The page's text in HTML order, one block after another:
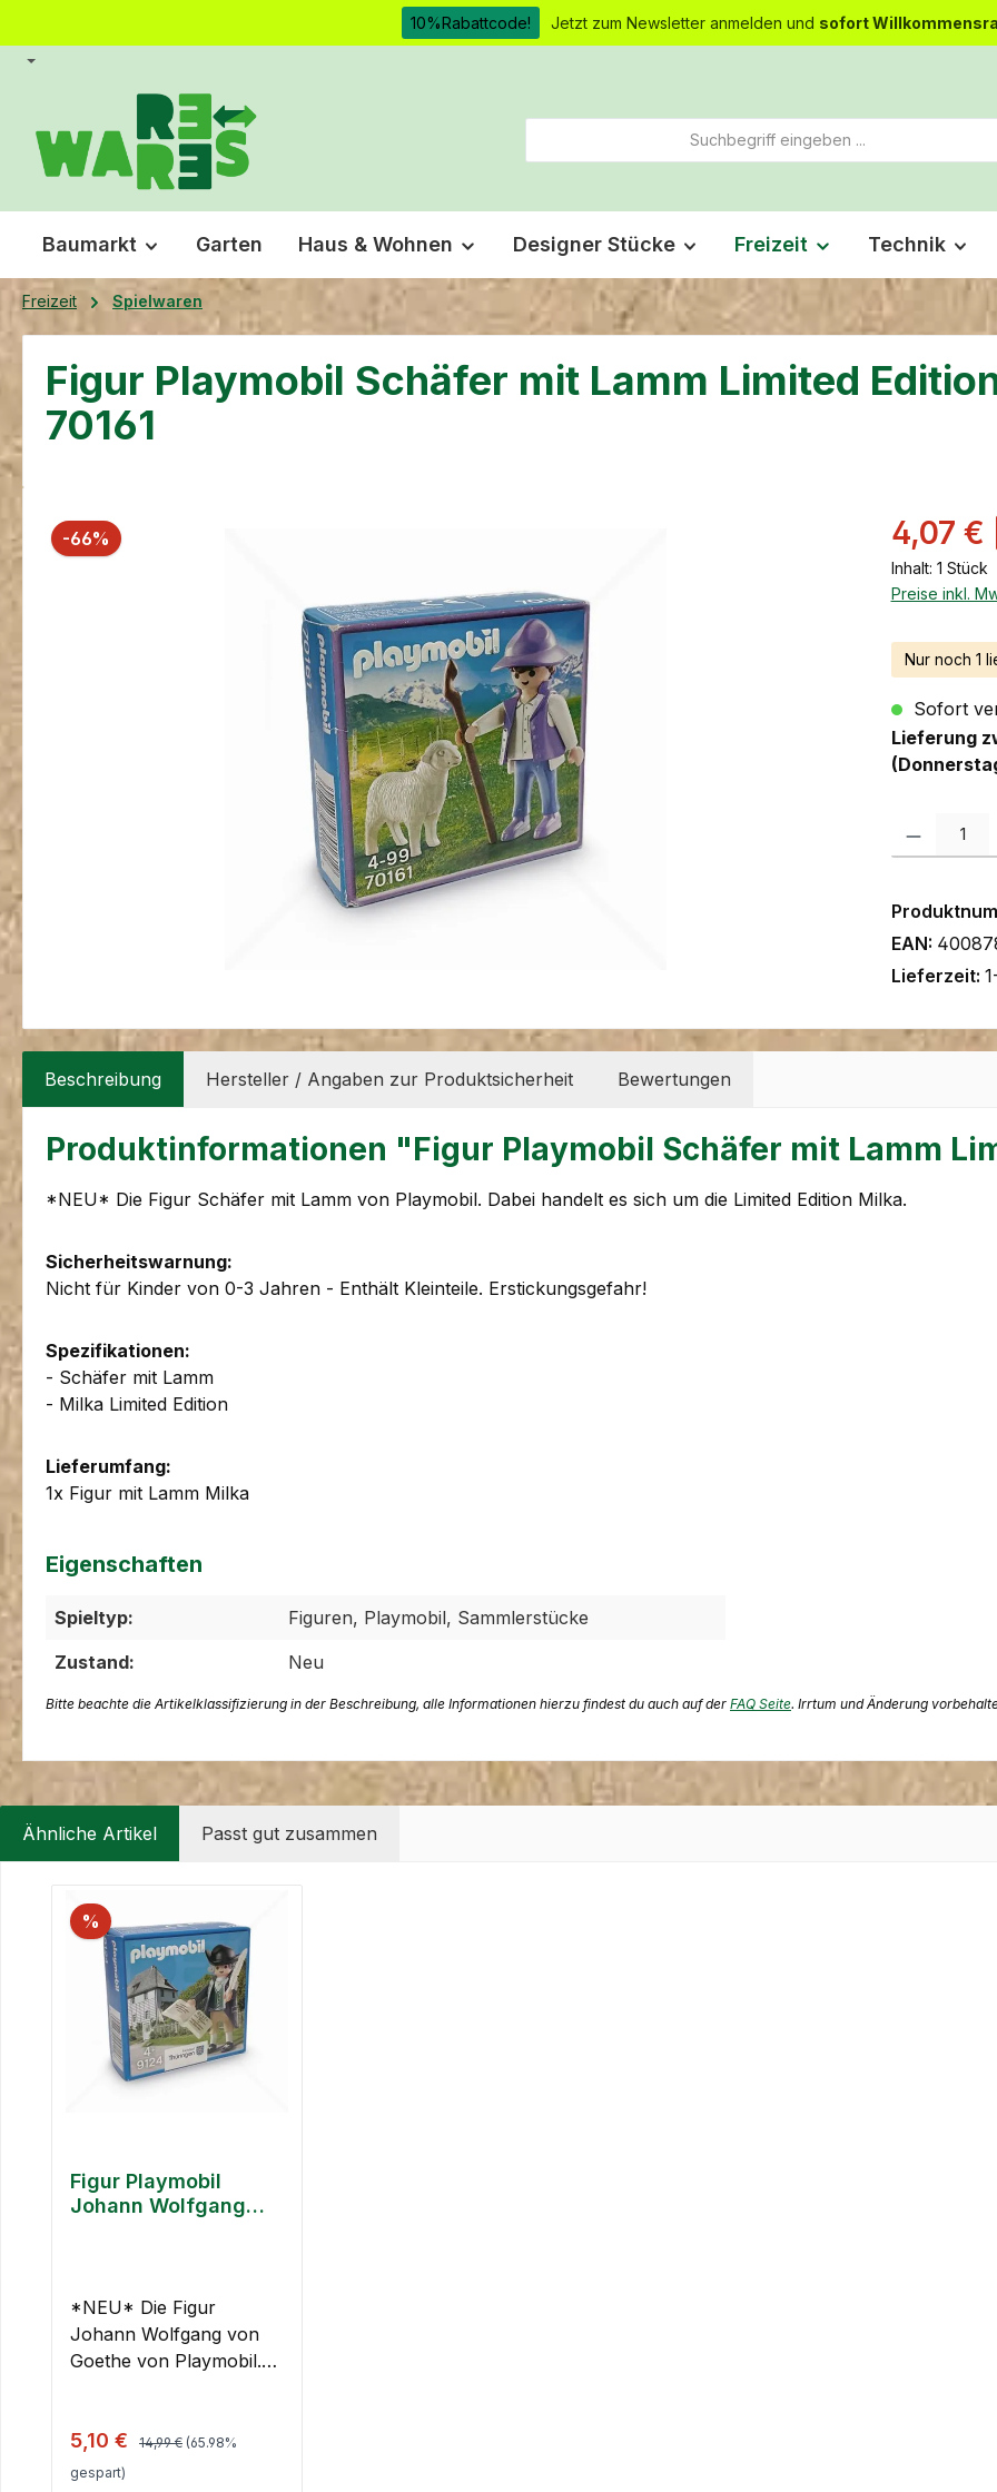
10%Rabattcode! Jetzt zum Newsletter anmelden und sofort
Baumarkt Garten Haus & Wohnen Designer Stücke Freizeit Technik
Freizeit Spielwaren
Figur Playmobil Schäfer mit Lamm Limited
70161
Bildergalerie überspringen
-66% Rabatt 4,07 €
Inhalt: 1 Stück
Preise inkl.
Nur noch 1
Sofort
Lieferung
Produkt
EAN:
Lieferzeit:
Beschreibung Hersteller / Angaben zur Produktsicherheit Bewertungen
Produktinformationen "Figur Playmobil Schäfer mit Lamm
*NEU* Die Figur Schäfer mit Lamm von Playmobil. Dabei handelt es sich um die Limited Edition Milka.
Sicherheitswarnung:
Nicht für Kinder von 0-3 Jahren - Enthält Kleinteile. Erstickungsgefahr!
Spezifikationen:
- Schäfer mit Lamm
- Milka Limited Edition
Lieferumfang:
1x Figur mit Lamm Milka
Eigenschaften
Spieltyp:
Figuren, Playmobil, Sammlerstücke
Zustand:
Neu
Bitte beachte die Artikelklassifizierung in der Beschreibung, alle Informationen hierzu findest du auch auf der FAQ Seite. Irrtum und Änderung
Ähnliche Artikel Passt gut zusammen
%
Figur Playmobil
Johann Wolfgang
*NEU* Die Figur
Johann Wolfgang von
Goethe von Playmobil.
Figur.
Sicherheitswarnung:
Verkaufspreis:
5,10 € Regulärer Preis:
14,99 € (65.98%
gespart)